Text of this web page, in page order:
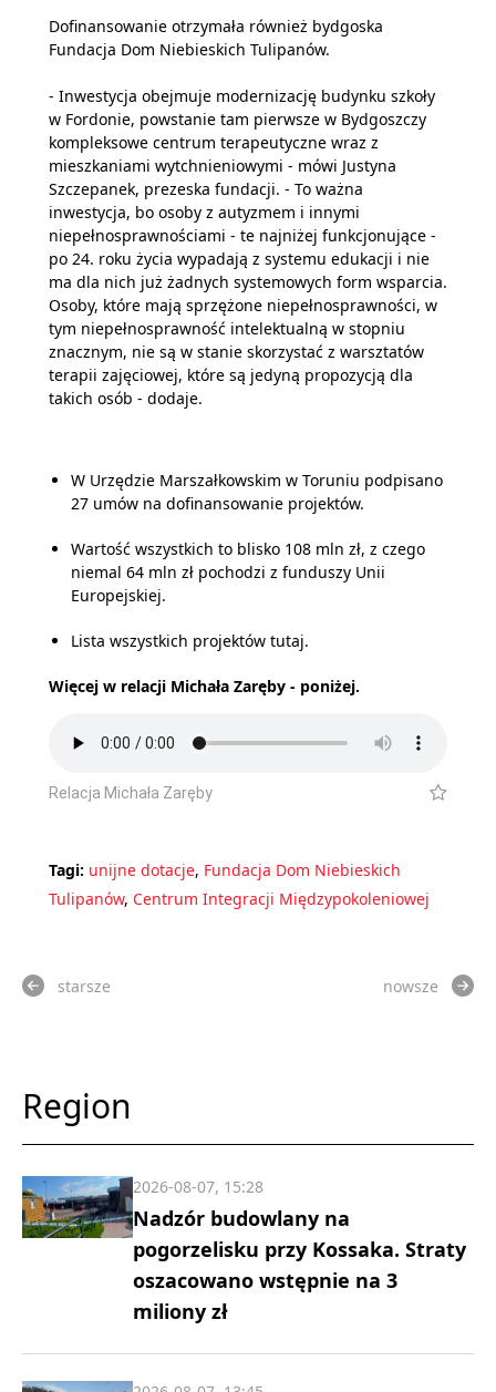
Dofinansowanie otrzymała również bydgoska
Fundacja Dom Niebieskich Tulipanów.
- Inwestycja obejmuje modernizację budynku szkoły
w Fordonie, powstanie tam pierwsze w Bydgoszczy
kompleksowe centrum terapeutyczne wraz z
mieszkaniami wytchnieniowymi - mówi Justyna
Szczepanek, prezeska fundacji. - To ważna
inwestycja, bo osoby z autyzmem i innymi
niepełnosprawnościami - te najniżej funkcjonujące -
po 24. roku życia wypadają z systemu edukacji i nie
ma dla nich już żadnych systemowych form wsparcia.
Osoby, które mają sprzężone niepełnosprawności, w
tym niepełnosprawność intelektualną w stopniu
znacznym, nie są w stanie skorzystać z warsztatów
terapii zajęciowej, które są jedyną propozycją dla
takich osób - dodaje.
W Urzędzie Marszałkowskim w Toruniu podpisano
27 umów na dofinansowanie projektów.
Wartość wszystkich to blisko 108 mln zł, z czego
niemal 64 mln zł pochodzi z funduszy Unii
Europejskiej.
Lista wszystkich projektów tutaj.
Więcej w relacji Michała Zaręby - poniżej.
Relacja Michała Zaręby
Tagi: unijne dotacje, Fundacja Dom Niebieskich
Tulipanów, Centrum Integracji Międzypokoleniowej
starsze nowsze
Region
Nadzór budowlany na
pogorzelisku przy Kossaka. Straty
oszacowano wstępnie na 3
miliony zł
2026-08-07, 15:28